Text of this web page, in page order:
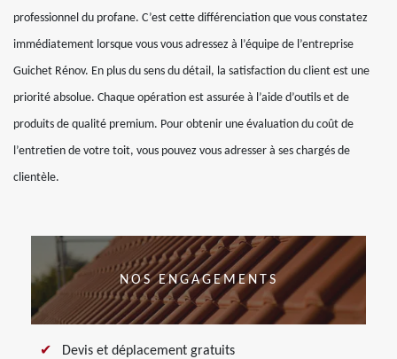
professionnel du profane. C’est cette différenciation que vous constatez
immédiatement lorsque vous vous adressez à l’équipe de l’entreprise
Guichet Rénov. En plus du sens du détail, la satisfaction du client est une
priorité absolue. Chaque opération est assurée à l’aide d’outils et de
produits de qualité premium. Pour obtenir une évaluation du coût de
l’entretien de votre toit, vous pouvez vous adresser à ses chargés de
clientèle.
NOS ENGAGEMENTS
Devis et déplacement gratuits